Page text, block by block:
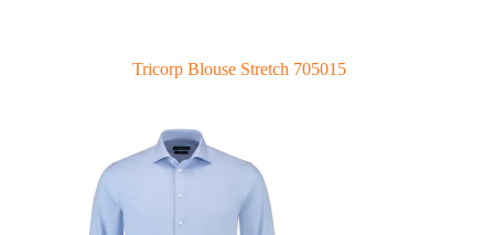
Tricorp Blouse Stretch 705015